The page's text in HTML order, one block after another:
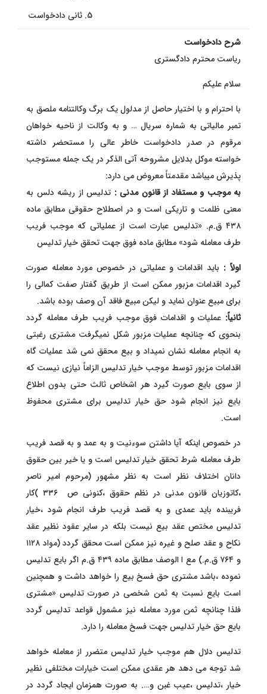
ثانی دادخواست
شرح دادخواست
ریاست محترم دادگستری
سلام علیکم
با احترام و با اختیار حاصل از مدلول یک برگ وکالتنامه ملصق به
تمبر مالیاتی به شماره سریال … و به وکالت از ناحیه خواهان
مرقوم در صدر دادخواست خاطر عالی را مستحضر داشته
خواسته موکل بدلایل مشروحه آتی الذکر در یک جمله مستوجب
پذیرش میباشد مقدمتاً معروض می دارد:
به موجب و مستفاد از قانون مدنی : تدلیس از ریشه دلس به
معنی ظلمت و تاریکی است و در اصطلاح حقوقی مطابق ماده
۴۳۸ ق.م. «تدلیس عبارت است از عملیاتی که موجب فریب
طرف معامله شود» مطابق ماده فوق جهت تحقق خیار تدلیس
اولاً : باید اقدامات و عملیاتی در خصوص مورد معامله صورت
گیرد اقدامات مزبور ممکن است از طریق گفتار صفت کمالی را
برای مبیع عنوان نماید و لیکن مبیع فاقد آن وصف بوده باشد.
ثانياً: عملیات و اقدامات فوق موجب فریب طرف معامله گردد
بنحوی که چنانچه عملیات مزبور شکل نمیگرفت مشتری رغبتی
به انجام معامله نشان نمیداد و بیع محقق نمی شد عملیات گاه
اقدامات مزبور توسط موجب خیار تدليس الزاماً نیازی نیست که
از سوی بایع صورت گیرد هر اشخاص ثالث حتى بدون اطلاع
بایع نیز انجام شود حق خیار تدلیس برای مشتری محفوظ
است.
در خصوص اینکه آیا داشتن سوءنیت و به عمد و به قصد فریب
طرف معامله شرط تحقق خیار تدلیس است و یا خیر بین حقوق
دانان اختلاف نظر است به نظر مشهور (مرحوم امیر ناصر
،کاتوزیان قانون مدنی در نظم حقوق ،کنونی ص ۳۳۶ )کار
فریبنده باید عمدی و به قصد فریب طرف انجام شود ،خیار
تدلیس مختص عقد بیع نیست بلکه در سایر عقود نظیر عقد
نکاح و عقد صلح و غیره نیز ممکن است محقق گردد (مواد ۱۱۲۸
و ۷۶۴ ق.م.) مع ا الوصف مطابق ماده ۴۳۹ ق.م اگر بایع تدلیس
نموده ،باشد مشتری حق فسخ بیع را خواهد داشت و همچنین
است بایع نسبت به ثمن شخصی در صورت تدلیس «مشتری
فلذا چنانچه ثمن مورد معامله نیز مشمول قواعد تدلیس گردد
بایع حق خیار تدلیس جهت فسخ معامله را دارد.
تدلیس دلال هم موجب خیار تدلیس متضرر از معامله خواهد
شد توجه می دهد هر عقدی ممکن است خیارات مختلفی نظیر
خیار ،تدلیس ،عیب غبن و…. به صورت همزمان ایجاد گردد در